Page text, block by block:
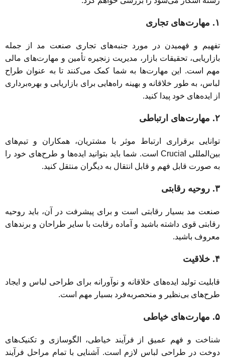
۱. مهارت‌های تجاری
تفهیم و فهمیدن در مورد جنبه‌های تجاری صنعت مد از جمله
بازاریابی، تحقیقات بازار، مدیریت زنجیره تأمین و مهارت‌های مالی
مهم است. این مهارت‌ها به شما کمک می‌کنند تا به عنوان طراح
لباس، به طور خلاقانه و بهینه راه‌هایی برای بازاریابی و بهره‌برداری
از ایده‌های خود پیدا کنید.
۲. مهارت‌های ارتباطی
توانایی برقراری ارتباط موثر با مشتریان، همکاران و تیم‌های
بین‌المللی Crucial است. شما باید بتوانید ایده‌ها و طرح‌های خود را
به صورت قابل فهم و قابل انتقال به دیگران منتقل کنید.
۳. روحیه رقابتی
صنعت مد بسیار رقابتی است و برای پیشرفت در آن، باید روحیه
رقابتی قوی داشته باشید و آماده رقابت با سایر طراحان و برندهای
معروف باشید.
۴. خلاقیت
قابلیت تولید ایده‌های خلاقانه و نوآورانه برای طراحی لباس و ایجاد
طرح‌های بی‌نظیر و منحصربه‌فرد بسیار مهم است.
۵. مهارت‌های خیاطی
شناخت و فهم عمیق از فرآیند خیاطی، الگوسازی و تکنیک‌های
دوخت در طراحی لباس لازم است. آشنایی با تمام مراحل فرآیند